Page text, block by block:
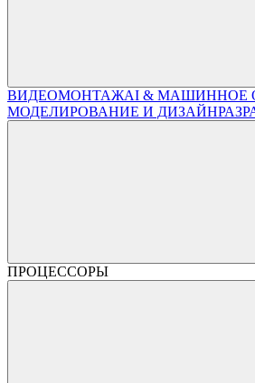
ВИДЕОМОНТАЖAI & МАШИННОЕ
МОДЕЛИРОВАНИЕ И ДИЗАЙН
ПРОЦЕССОРЫ